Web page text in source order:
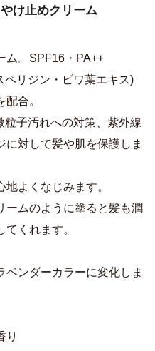
け止めクリーム
ム。SPF16・PA++
ペリジン・ビワ葉エキス)
合。
粒子汚れへの対策、紫外線
対して髪や肌を保護しま
よくなじみます。
ームのように塗ると髪も潤
くれます。
ベンダーカラーに変化しま
り